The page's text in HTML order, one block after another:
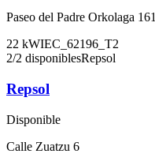
Paseo del Padre Orkolaga 161
22 kWIEC_62196_T2
2/2 disponiblesRepsol
Repsol
Disponible
Calle Zuatzu 6